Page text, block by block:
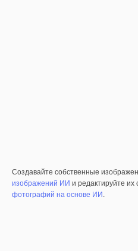
Создавайте собственные
изображений ИИ и редактируйте
фотографий на основе ИИ.